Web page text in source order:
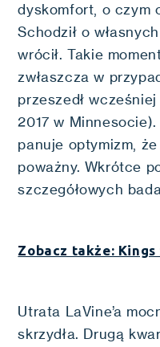
dyskomfort, o czym
Schodził o
wrócił. Takie
zwłaszcza w
przeszedł
2017 w
panuje optymizm,
poważny. Wkrótce
szczegółowych
Zobacz także:
Utrata LaVine’a
skrzydła. Drugą